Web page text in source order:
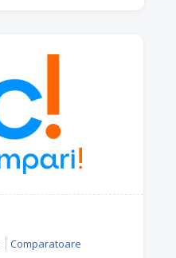
Comparatoare